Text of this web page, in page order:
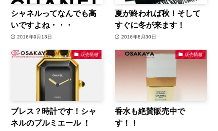
シャネルってなんでも高
いですよね・・・
2016年9月13日
夏が終われば秋！そして
すぐに冬が来ます！
2016年8月30日
販売情報
ブレス？時計です！シャ
ネルのプルミエール ！
販売情報
香水も絶賛販売中で
す！！